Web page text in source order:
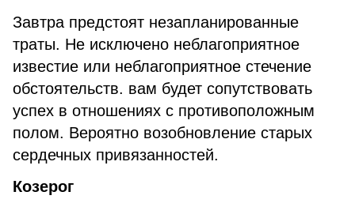
Завтра предстоят незапланированные
траты. Не исключено неблагоприятное
известие или неблагоприятное стечение
обстоятельств. вам будет сопутствовать
успех в отношениях с противоположным
полом. Вероятно возобновление старых
сердечных привязанностей.
Козерог